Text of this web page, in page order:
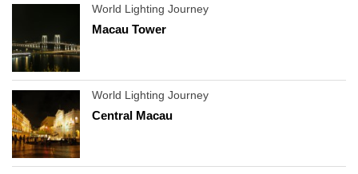
World Lighting Journey
Macau Tower
World Lighting Journey
Central Macau